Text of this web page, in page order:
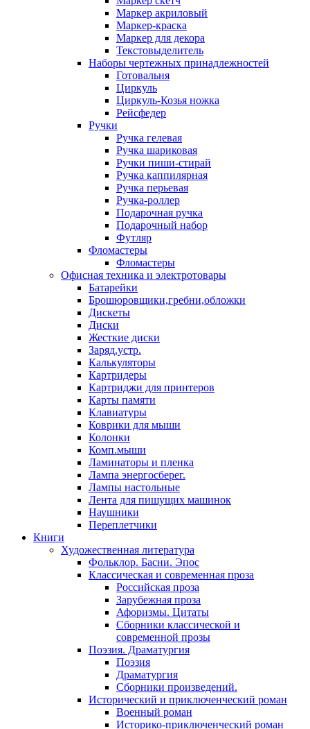
Маркер акриловый
Маркер-краска
Маркер для декора
Текстовыделитель
Наборы чертежных принадлежностей
Готовальня
Циркуль
Циркуль-Козья ножка
Рейсфедер
Ручки
Ручка гелевая
Ручка шариковая
Ручки пиши-стирай
Ручка каппилярная
Ручка перьевая
Ручка-роллер
Подарочная ручка
Подарочный набор
Футляр
Фломастеры
Фломастеры
Офисная техника и электротовары
Батарейки
Брошюровщики,гребни,обложки
Дискеты
Диски
Жесткие диски
Заряд.устр.
Калькуляторы
Картридеры
Картриджи для принтеров
Карты памяти
Клавиатуры
Коврики для мыши
Колонки
Комп.мыши
Ламинаторы и пленка
Лампа энергосберег.
Лампы настольные
Лента для пишущих машинок
Наушники
Переплетчики
Книги
Художественная литература
Фольклор. Басни. Эпос
Классическая и современная проза
Российская проза
Зарубежная проза
Афоризмы. Цитаты
Сборники классической и
современной прозы
Поэзия. Драматургия
Поэзия
Драматургия
Сборники произведений.
Исторический и приключенческий роман
Военный роман
Историко-приключенческий роман